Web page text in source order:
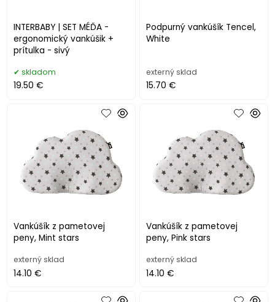
INTERBABY | SET MÉĎA -
ergonomický vankúšik +
prítulka - sivý
skladom
19.50 €
Podpurný vankúšík Tencel,
White
externý sklad
15.70 €
Vankúšík z pametovej
peny, Mint stars
externý sklad
14.10 €
Vankúšík z pametovej
peny, Pink stars
externý sklad
14.10 €